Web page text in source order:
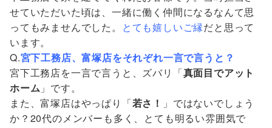
せていただいた頃は、一緒に働く仲間になるなんて思
ってもみませんでした。 とても嬉しいご縁だと思って
います。
Q.宮下工務店、富塚店をそれぞれ一言で言うと？
宮下工務店を一言で言うと、ズバリ「真面目でアット
ホーム 」です。
また、富塚店はやっぱり「若さ！ 」ではないでしょう
か？20代のメンバーも多く、とても明るい雰囲気で